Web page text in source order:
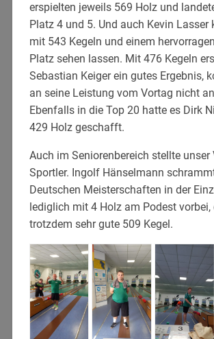
erspielten jeweils 569 Holz und
Platz 4 und 5. Und auch Kevin Lasser
mit 543 Kegeln und einem
Platz sehen lassen. Mit 476 Kegeln
Sebastian Keiger ein gutes Ergebnis,
an seine Leistung vom Vortag nicht
Ebenfalls in die Top 20 hatte es Dirk
429 Holz geschafft.
Auch im Seniorenbereich stellte unser
Sportler. Ingolf Hänselmann
Deutschen Meisterschaften in der
lediglich mit 4 Holz am Podest vorbei,
trotzdem sehr gute 509 Kegel.